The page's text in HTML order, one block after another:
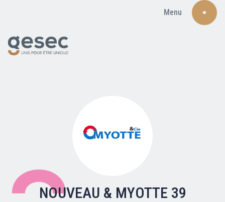
Menu
Nos adhérentsNOUVEAU & MYOTTE 39